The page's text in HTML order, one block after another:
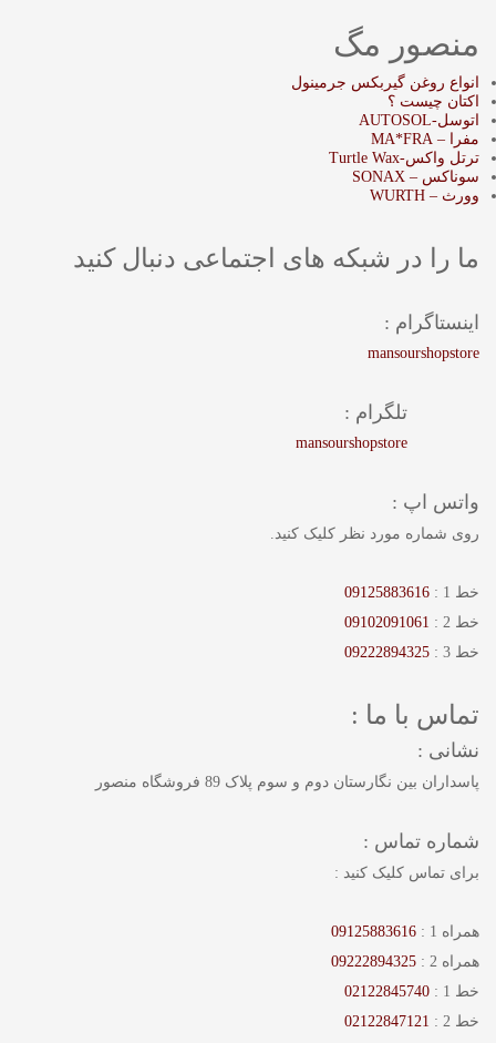
منصور مگ
انواع روغن گیربکس جرمینول
اکتان چیست ؟
اتوسل-AUTOSOL
مفرا – MA*FRA
ترتل واکس-Turtle Wax
سوناکس – SONAX
وورث – WURTH
ما را در شبکه های اجتماعی دنبال کنید
اینستاگرام :
mansourshopstore
تلگرام :
mansourshopstore
واتس اپ :
روی شماره مورد نظر کلیک کنید.
خط 1 :
09125883616
خط 2 :
09102091061
خط 3 :
09222894325
تماس با ما :
نشانی :
پاسداران بین نگارستان دوم و سوم پلاک 89 فروشگاه منصور
شماره تماس :
برای تماس کلیک کنید :
همراه 1 :
09125883616
همراه 2 :
09222894325
خط 1 :
02122845740
خط 2 :
02122847121